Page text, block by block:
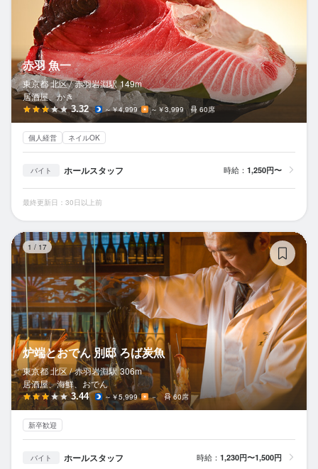
赤羽 魚一
東京都 北区 / 赤羽岩淵駅 149m
居酒屋、かき
3.32 ～￥4,999 ～￥3,999 60席
個人経営 ネイルOK
バイト ホールスタッフ 時給： 1,250円〜
最終更新日：30日以上前
1 / 17
炉端とおでん 別邸 ろば炭魚
東京都 北区 / 赤羽岩淵駅 306m
居酒屋、海鮮、おでん
3.44 ～￥5,999 － 60席
新卒歓迎
バイト ホールスタッフ 時給： 1,230円〜1,500円